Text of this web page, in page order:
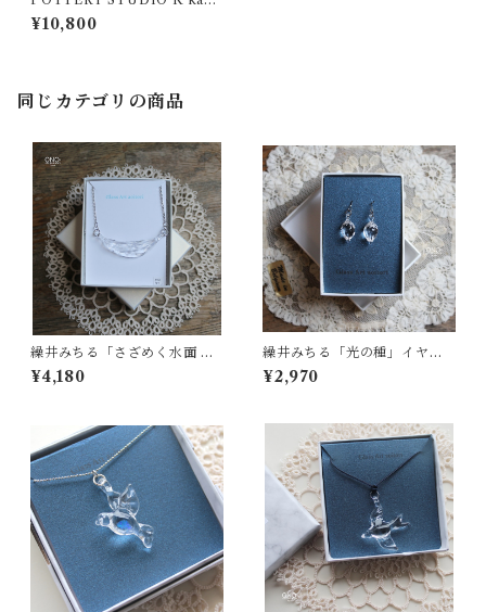
raネックレス（淡ターコイ
ズ）
¥10,800
同じカテゴリの商品
繰井みちる「さざめく水面 AQ
UA 」-クリア-
¥4,180
繰井みちる「光の種」イヤリ
ング
¥2,970